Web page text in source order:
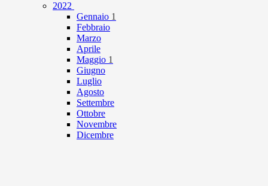
2022
Gennaio 1
Febbraio
Marzo
Aprile
Maggio 1
Giugno
Luglio
Agosto
Settembre
Ottobre
Novembre
Dicembre